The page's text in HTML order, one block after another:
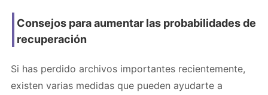
Consejos para aumentar las probabilidades de
recuperación
Si has perdido archivos importantes recientemente,
existen varias medidas que pueden ayudarte a